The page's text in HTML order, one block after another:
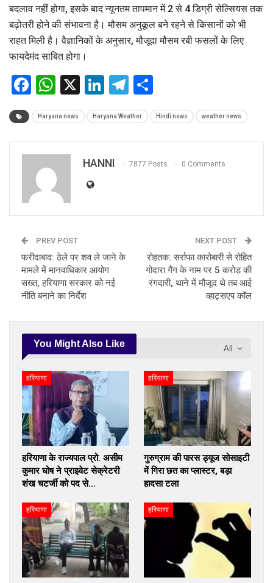
बदलाव नहीं होगा, इसके बाद न्यूनतम तापमान में 2 से 4 डिग्री सेल्सियस तक
बढ़ोतरी होने की संभावना है। मौसम अनुकूल बने रहने से किसानों को भी
राहत मिली है। वैज्ञानिकों के अनुसार, मौजूदा मौसम रबी फसलों के लिए
फायदेमंद साबित होगा।
Facebook
WhatsApp
X LinkedIn
Telegram
Haryana news Haryana Weather Hindi news weather news
HANNI 7877 Posts 0 Comments
PREV POST
फरीदाबाद: ठेले पर शव ले जाने के
मामले में मानवाधिकार आयोग
सख्त, हरियाणा सरकार को नई
नीति बनाने का निर्देश
NEXT POST
रोहतक: सर्राफा कारोबारी से रोहित
गोदारा गैंग के नाम पर 5 करोड़ की
रंगदारी, थाने में मौजूद थे तब आई
व्हाट्सएप कॉल
All
You Might Also Like
हरियाणा
हरियाणा के राज्यपाल प्रो. असीम
कुमार घोष ने प्राइवेट सेक्रेटरी
शंख चटर्जी को पद से…
हरियाणा
गुरुग्राम की पारस ड्यूज सोसाइटी
में गिरा छत का प्लास्टर, बड़ा
हादसा टला
हरियाणा हरियाणा